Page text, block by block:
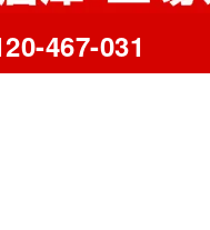
467-031